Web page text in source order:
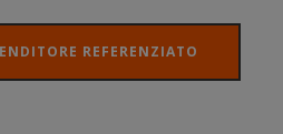
REFERENZIATO